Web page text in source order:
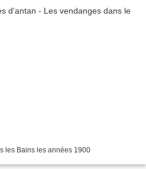
les Bains les années 1900